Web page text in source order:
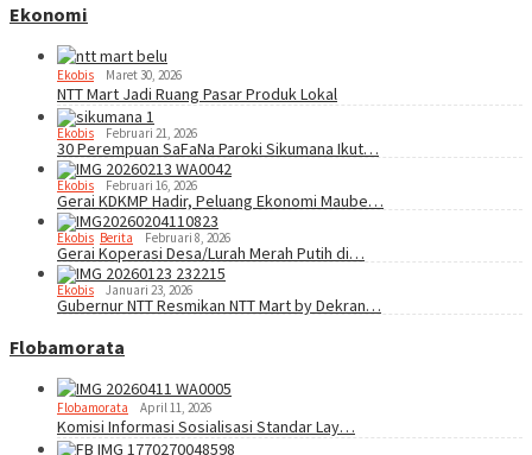
Ekonomi
Ekobis Maret 30, 2026
NTT Mart Jadi Ruang Pasar Produk Lokal
Ekobis Februari 21, 2026
30 Perempuan SaFaNa Paroki Sikumana Ikut…
Ekobis Februari 16, 2026
Gerai KDKMP Hadir, Peluang Ekonomi Maube…
Ekobis Berita Februari 8, 2026
Gerai Koperasi Desa/Lurah Merah Putih di…
Ekobis Januari 23, 2026
Gubernur NTT Resmikan NTT Mart by Dekran…
Flobamorata
Flobamorata April 11, 2026
Komisi Informasi Sosialisasi Standar Lay…